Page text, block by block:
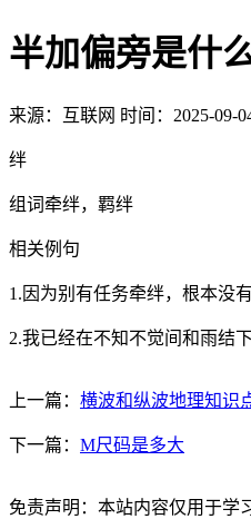
半加偏旁是什
来源：互联网 时间：2025-09-
绊
组词牵绊，羁绊
相关例句
1.因为别有任务牵绊，根本没
2.我已经在不知不觉间和雨结
上一篇： 横波和纵波地理知识
下一篇： M尺码是多大
免责声明：本站内容仅用于学